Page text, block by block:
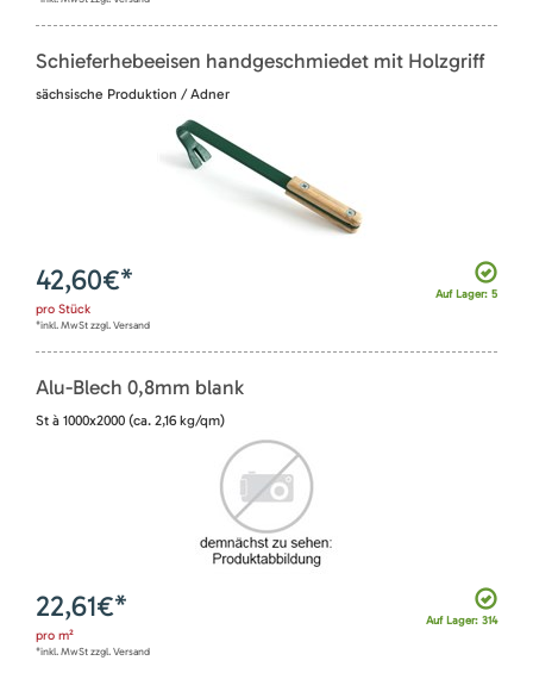
Schieferhebeeisen handgeschmiedet mit Holzgriff
sächsische Produktion / Adner
Auf Lager: 5
42,60€*
pro Stück
*inkl. MwSt zzgl. Versand
Alu-Blech 0,8mm blank
St à 1000x2000 (ca. 2,16 kg/qm)
Auf Lager: 314
22,61€*
pro m²
*inkl. MwSt zzgl. Versand